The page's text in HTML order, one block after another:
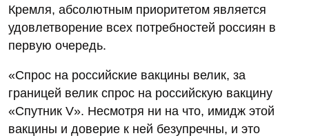
Кремля, абсолютным приоритетом является
удовлетворение всех потребностей россиян в
первую очередь.
«Спрос на российские вакцины велик, за
границей велик спрос на российскую вакцину
«Спутник V». Несмотря ни на что, имидж этой
вакцины и доверие к ней безупречны, и это